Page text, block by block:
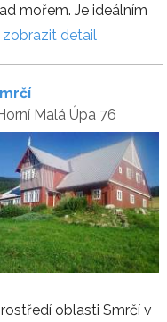
mořem. Je ideálním
zobrazit detail
Malá Úpa 76
oblasti Smrčí v